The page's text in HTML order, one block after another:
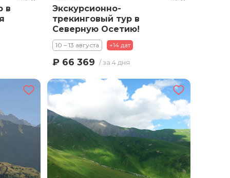
в
Экскурсионно-
трекинговый тур в
Северную Осетию!
10 – 13 августа +14 дат
₽ 66 369 / за 4 дня